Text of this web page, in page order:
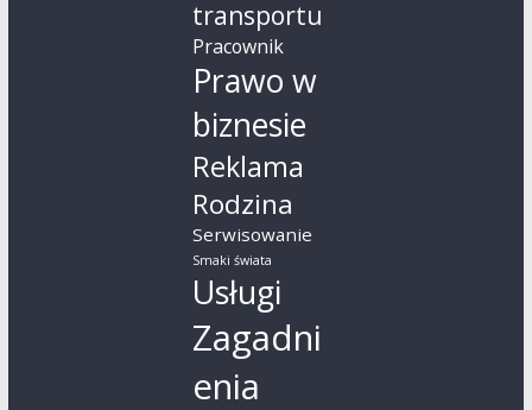
transportu
Pracownik
Prawo w
biznesie
Reklama
Rodzina
Serwisowanie
Smaki świata
Usługi
Zagadni
enia